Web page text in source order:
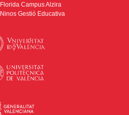
Florida Campus Alzira
Ninos Gestió Educativa